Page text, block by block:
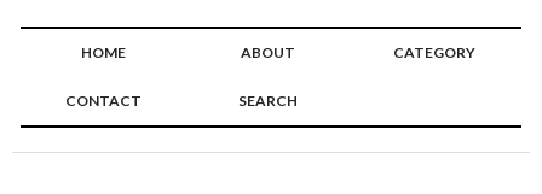
HOME ABOUT CATEGORY
CONTACT SEARCH